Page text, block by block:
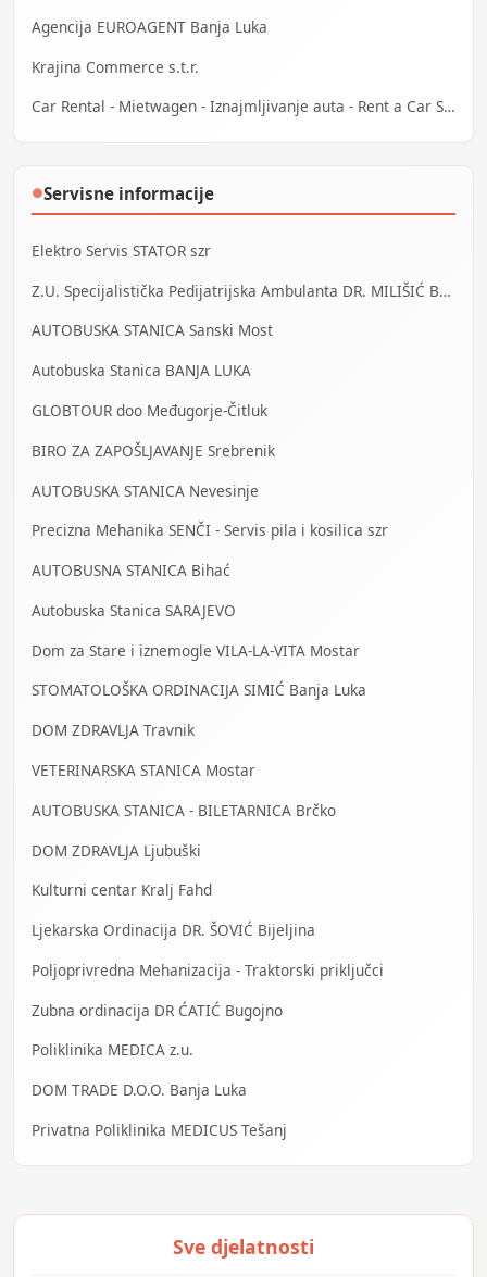
Agencija EUROAGENT Banja Luka
Krajina Commerce s.t.r.
Car Rental - Mietwagen - Iznajmljivanje auta - Rent a Car Sarajevo
●Servisne informacije
Elektro Servis STATOR szr
Z.U. Specijalistička Pedijatrijska Ambulanta DR. MILIŠIĆ Banja Luka
AUTOBUSKA STANICA Sanski Most
Autobuska Stanica BANJA LUKA
GLOBTOUR doo Međugorje-Čitluk
BIRO ZA ZAPOŠLJAVANJE Srebrenik
AUTOBUSKA STANICA Nevesinje
Precizna Mehanika SENČI - Servis pila i kosilica szr
AUTOBUSNA STANICA Bihać
Autobuska Stanica SARAJEVO
Dom za Stare i iznemogle VILA-LA-VITA Mostar
STOMATOLOŠKA ORDINACIJA SIMIĆ Banja Luka
DOM ZDRAVLJA Travnik
VETERINARSKA STANICA Mostar
AUTOBUSKA STANICA - BILETARNICA Brčko
DOM ZDRAVLJA Ljubuški
Kulturni centar Kralj Fahd
Ljekarska Ordinacija DR. ŠOVIĆ Bijeljina
Poljoprivredna Mehanizacija - Traktorski priključci
Zubna ordinacija DR ĆATIĆ Bugojno
Poliklinika MEDICA z.u.
DOM TRADE D.O.O. Banja Luka
Privatna Poliklinika MEDICUS Tešanj